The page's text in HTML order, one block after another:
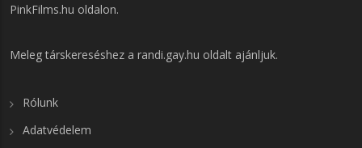
PinkFilms.hu oldalon.
Meleg társkereséshez a randi.gay.hu oldalt ajánljuk.
Rólunk
Adatvédelem